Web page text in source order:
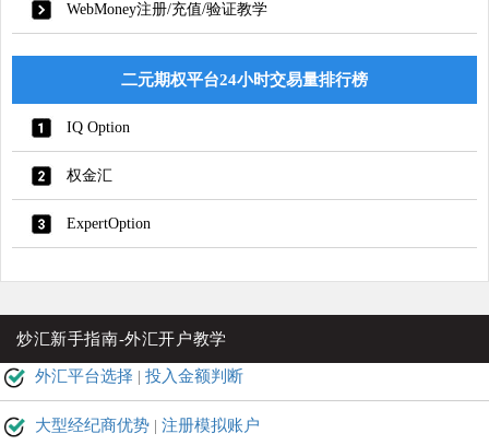
WebMoney注册/充值/验证教学
二元期权平台24小时交易量排行榜
IQ Option
权金汇
ExpertOption
炒汇新手指南-外汇开户教学
外汇平台选择 | 投入金额判断
大型经纪商优势 | 注册模拟账户